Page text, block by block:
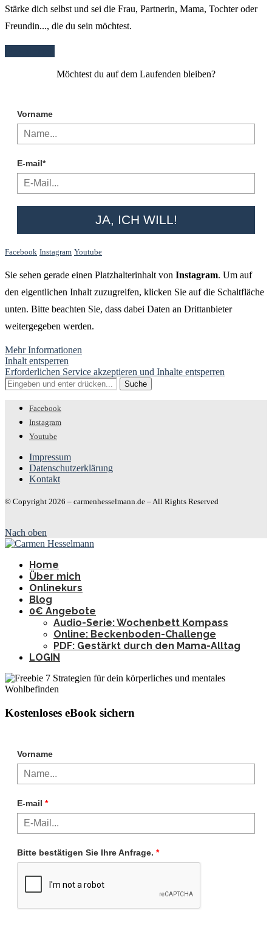
Stärke dich selbst und sei die Frau, Partnerin, Mama, Tochter oder
Freundin..., die du sein möchtest.
Möchtest du auf dem Laufenden bleiben?
Vorname
E-mail*
JA, ICH WILL!
Facebook Instagram Youtube
Sie sehen gerade einen Platzhalterinhalt von Instagram. Um auf
den eigentlichen Inhalt zuzugreifen, klicken Sie auf die Schaltfläche
unten. Bitte beachten Sie, dass dabei Daten an Drittanbieter
weitergegeben werden.
Mehr Informationen
Inhalt entsperren
Erforderlichen Service akzeptieren und Inhalte entsperren
Facebook
Instagram
Youtube
Impressum
Datenschutzerklärung
Kontakt
© Copyright 2026 – carmenhesselmann.de – All Rights Reserved
Nach oben
Home
Über mich
Onlinekurs
Blog
0€ Angebote
Audio-Serie: Wochenbett Kompass
Online: Beckenboden-Challenge
PDF: Gestärkt durch den Mama-Alltag
LOGIN
Kostenloses eBook sichern
Vorname
E-mail *
Bitte bestätigen Sie Ihre Anfrage. *